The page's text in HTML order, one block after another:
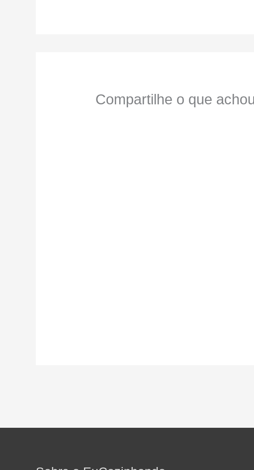
Compartilhe o que